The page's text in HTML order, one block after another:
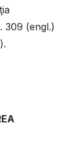
309 (engl.)